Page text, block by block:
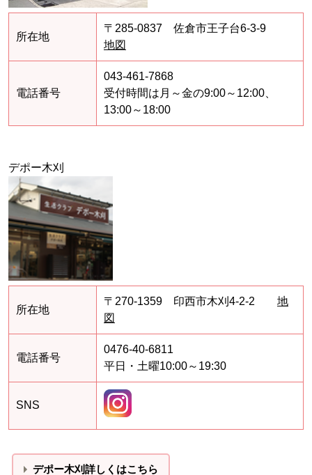
所在地
〒285-0837 佐倉市王子台6-3-9
地図
電話番号
043-461-7868
受付時間は月～金の9:00～12:00、
13:00～18:00
デポー木刈
所在地
〒270-1359 印西市木刈4-2-2 地
図
電話番号
0476-40-6811
平日・土曜10:00～19:30
SNS
デポー木刈詳しくはこちら